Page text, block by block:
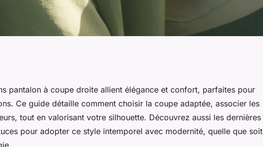
pantalon à
style parfait
pantalon à coupe droite allient élégance et confort, parfaites pour
Ce guide détaille comment choisir la coupe adaptée, associer les
tout en valorisant votre silhouette. Découvrez aussi les dernières
pour adopter ce style intemporel avec modernité, quelle que soit